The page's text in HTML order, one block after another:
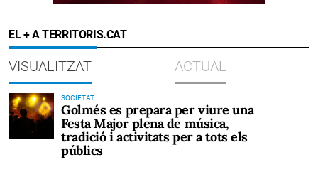
EL + A TERRITORIS.CAT
VISUALITZAT ACTUAL
SOCIETAT
Golmés es prepara per viure una
Festa Major plena de música,
tradició i activitats per a tots els
públics